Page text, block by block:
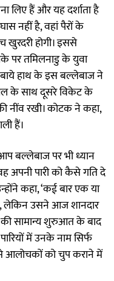
लिए हैं और यह दर्शाता है
नहीं है, वहां पैरों के
खुरदरी होगी। इससे
पर तमिलनाडु के युवा
हाथ के इस बल्लेबाज ने
के साथ दूसरे विकेट के
नींव रखी। कोटक ने कहा,
हैं।
बल्लेबाज पर भी ध्यान
अपनी पारी को कैसे गति दे
कहा, ‘कई बार एक या
लेकिन उसने आज शानदार
सामान्य शुरुआत के बाद
में उनके नाम सिर्फ
आलोचकों को चुप कराने में